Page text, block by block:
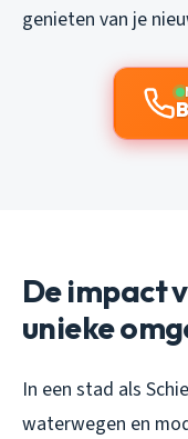
genieten van je
De impact
unieke
In een stad als
waterwegen en